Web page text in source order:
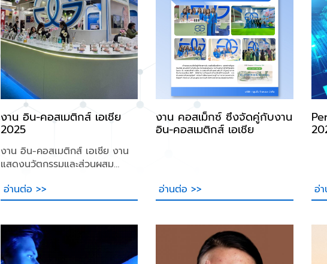
งาน อิน-คอสเมติกส์ เอเชีย
2025
งาน อิน-คอสเมติกส์ เอเชีย งาน
แสดงนวัตกรรมและส่วนผสม
ภูมิภาคเอเชียแปซิฟิก ซึ่งปีนี้จัดขึ้น
อย่างยิ่งใหญ่และได้รับความสนใจ
ความงามอย่างล้นหลาม บริษัท
กลูมมิ่ง โกลบอล จำกัด ของเรา
ได้เข้าร่วมเป็นส
อ่านต่อ >>
งาน คอสเม็กซ์ ซึ่งจัดคู่กับงาน
อิน-คอสเมติกส์ เอเชีย
อ่านต่อ >> อ่